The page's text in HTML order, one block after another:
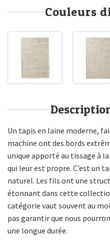
Couleurs
Un tapis en laine moderne,
machine ont des bords
unique apporté au tissage à
qui leur est propre. C’est un
naturel. Les fils ont une
étonnant dans cette
catégorie vaut souvent au
pas garantir que nous
une longue durée.